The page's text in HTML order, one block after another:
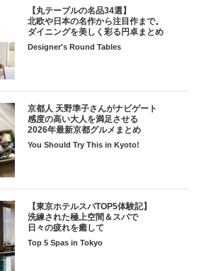
【丸テーブルの名品34選】
北欧や日本の名作から注目作まで。
ダイニングを美しく彩る円卓まとめ
Designer's Round Tables
京都人 天野準子さんがナビゲート
感度の高い大人を満足させる
2026年最新京都グルメまとめ
You Should Try This in Kyoto!
【東京ホテルスパTOP5体験記】
洗練された極上空間＆スパで
日々の疲れを癒して
Top 5 Spas in Tokyo